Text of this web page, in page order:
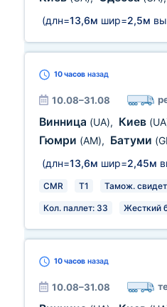
(длн=13,6м шир=2,5м
10 часов назад
10.08–31.08
Винница (UA), Киев
Гюмри (AM), Батуми
(длн=13,6м шир=2,45м
CMR T1 Тамож.
Кол. паллет: 33 Жесткий
10 часов назад
10.08–31.08